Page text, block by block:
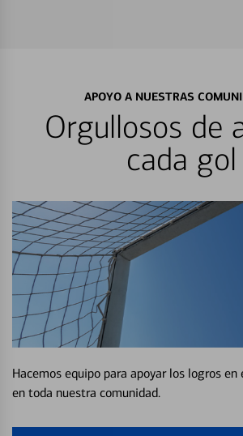
APOYO A NUESTRAS
Orgullosos de
cada gol
Hacemos equipo para apoyar los logros
en toda nuestra comunidad.